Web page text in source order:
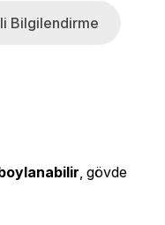
Bilgilendirme
, gövde